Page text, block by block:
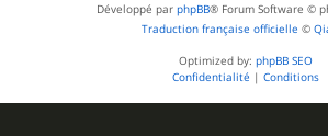
Développé par phpBB® Forum Software ©
Traduction française officielle ©
Optimized by: phpBB SEO
Confidentialité | Conditions